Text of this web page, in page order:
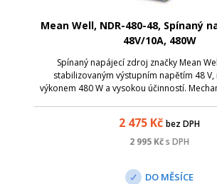
Mean Well, NDR-480-48, Spínaný
48V/10A, 480W
Spínaný napájecí zdroj značky Mean
stabilizovaným výstupním napětím 48
výkonem 480 W a vysokou účinností.
2 475 Kč bez DPH
2 995 Kčs DPH
DO MĚSÍCE